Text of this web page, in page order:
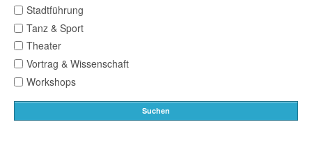
Stadtführung
Tanz & Sport
Theater
Vortrag & Wissenschaft
Workshops
Suchen